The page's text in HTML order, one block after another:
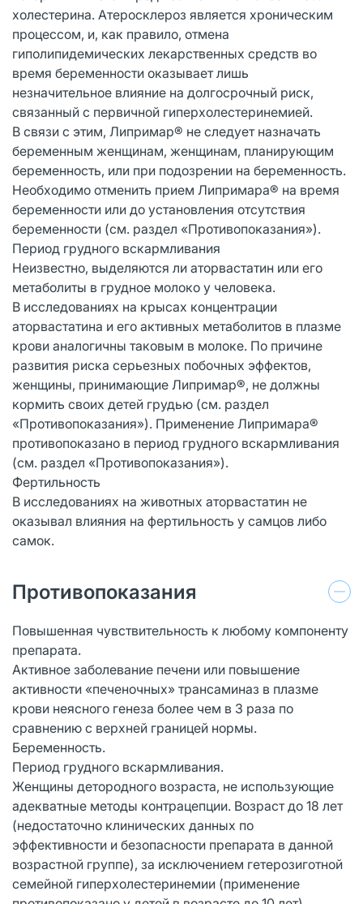
холестерина. Атеросклероз является хроническим
процессом, и, как правило, отмена
гиполипидемических лекарственных средств во
время беременности оказывает лишь
незначительное влияние на долгосрочный риск,
связанный с первичной гиперхолестеринемией.
В связи с этим, Липримар® не следует назначать
беременным женщинам, женщинам, планирующим
беременность, или при подозрении на беременность.
Необходимо отменить прием Липримара® на время
беременности или до установления отсутствия
беременности (см. раздел «Противопоказания»).
Период грудного вскармливания
Неизвестно, выделяются ли аторвастатин или его
метаболиты в грудное молоко у человека.
В исследованиях на крысах концентрации
аторвастатина и его активных метаболитов в плазме
крови аналогичны таковым в молоке. По причине
развития риска серьезных побочных эффектов,
женщины, принимающие Липримар®, не должны
кормить своих детей грудью (см. раздел
«Противопоказания»). Применение Липримара®
противопоказано в период грудного вскармливания
(см. раздел «Противопоказания»).
Фертильность
В исследованиях на животных аторвастатин не
оказывал влияния на фертильность у самцов либо
самок.
Противопоказания
Повышенная чувствительность к любому компоненту
препарата.
Активное заболевание печени или повышение
активности «печеночных» трансаминаз в плазме
крови неясного генеза более чем в 3 раза по
сравнению с верхней границей нормы.
Беременность.
Период грудного вскармливания.
Женщины детородного возраста, не использующие
адекватные методы контрацепции. Возраст до 18 лет
(недостаточно клинических данных по
эффективности и безопасности препарата в данной
возрастной группе), за исключением гетерозиготной
семейной гиперхолестеринемии (применение